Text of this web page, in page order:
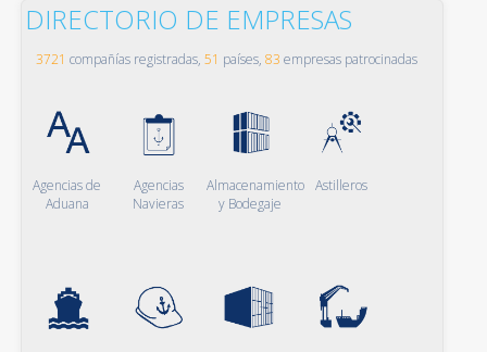
DIRECTORIO DE EMPRESAS
3721 compañías registradas, 51 países, 83 empresas patrocinadas
Agencias de
Aduana
Agencias
Navieras
Almacenamiento
y Bodegaje
Astilleros